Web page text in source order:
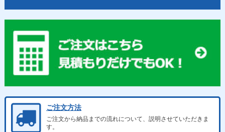
ご注文方法
ご注文から納品までの流れについて、説明させていただきま
す。